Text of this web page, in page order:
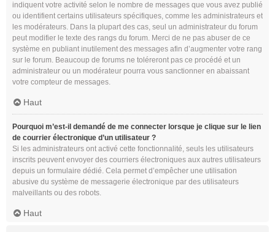
indiquent votre activité selon le nombre de messages que vous avez publié
ou identifient certains utilisateurs spécifiques, comme les administrateurs et
les modérateurs. Dans la plupart des cas, seul un administrateur du forum
peut modifier le texte des rangs du forum. Merci de ne pas abuser de ce
système en publiant inutilement des messages afin d’augmenter votre rang
sur le forum. Beaucoup de forums ne toléreront pas ce procédé et un
administrateur ou un modérateur pourra vous sanctionner en abaissant
votre compteur de messages.
Haut
Pourquoi m’est-il demandé de me connecter lorsque je clique sur le lien
de courrier électronique d’un utilisateur ?
Si les administrateurs ont activé cette fonctionnalité, seuls les utilisateurs
inscrits peuvent envoyer des courriers électroniques aux autres utilisateurs
depuis un formulaire dédié. Cela permet d’empêcher une utilisation
abusive du système de messagerie électronique par des utilisateurs
malveillants ou des robots.
Haut